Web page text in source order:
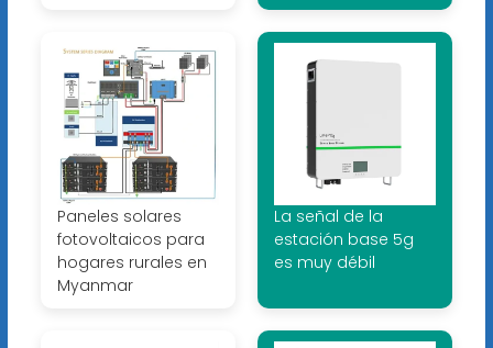
Paneles solares
fotovoltaicos para
hogares rurales en
Myanmar
La señal de la
estación base 5g
es muy débil